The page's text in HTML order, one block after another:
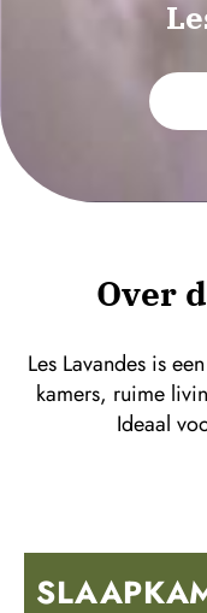
Over
Les Lavandes is
kamers, ruime
Ideaal